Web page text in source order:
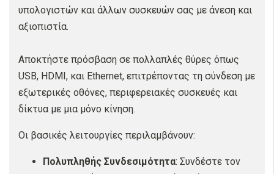
υπολογιστών και άλλων συσκευών σας με άνεση και
αξιοπιστία.
Αποκτήστε πρόσβαση σε πολλαπλές θύρες όπως
USB, HDMI, και Ethernet, επιτρέποντας τη σύνδεση με
εξωτερικές οθόνες, περιφερειακές συσκευές και
δίκτυα με μια μόνο κίνηση.
Οι βασικές λειτουργίες περιλαμβάνουν:
Πολυπληθής Συνδεσιμότητα: Συνδέστε τον